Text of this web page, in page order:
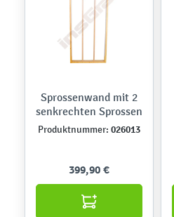
Sprossenwand mit 2
senkrechten Sprossen
Produktnummer: 026013
399,90 €